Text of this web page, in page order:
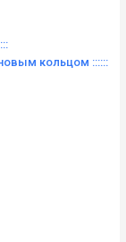
кольцом ::::::